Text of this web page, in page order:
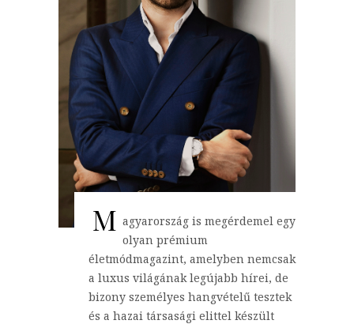
M agyarország is megérdemel egy
olyan prémium
életmódmagazint, amelyben nemcsak
a luxus világának legújabb hírei, de
bizony személyes hangvételű tesztek
és a hazai társasági elittel készült